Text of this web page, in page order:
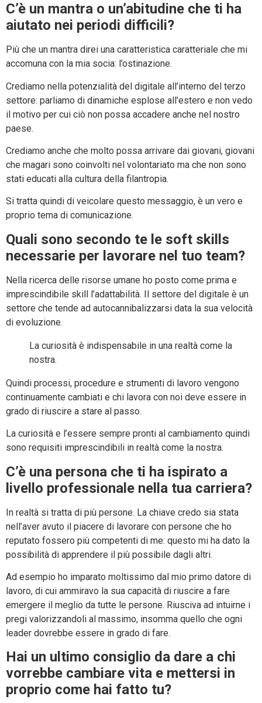
C’è un mantra o un’abitudine che ti ha
aiutato nei periodi difficili?
Più che un mantra direi una caratteristica caratteriale che mi
accomuna con la mia socia: l’ostinazione.
Crediamo nella potenzialità del digitale all’interno del terzo
settore: parliamo di dinamiche esplose all’estero e non vedo
il motivo per cui ciò non possa accadere anche nel nostro
paese.
Crediamo anche che molto possa arrivare dai giovani, giovani
che magari sono coinvolti nel volontariato ma che non sono
stati educati alla cultura della filantropia.
Si tratta quindi di veicolare questo messaggio, è un vero e
proprio tema di comunicazione.
Quali sono secondo te le soft skills
necessarie per lavorare nel tuo team?
Nella ricerca delle risorse umane ho posto come prima e
imprescindibile skill l’adattabilità. Il settore del digitale è un
settore che tende ad autocannibalizzarsi data la sua velocità
di evoluzione.
La curiosità è indispensabile in una realtà come la
nostra.
Quindi processi, procedure e strumenti di lavoro vengono
continuamente cambiati e chi lavora con noi deve essere in
grado di riuscire a stare al passo.
La curiosità e l’essere sempre pronti al cambiamento quindi
sono requisiti imprescindibili in realtà come la nostra.
C’è una persona che ti ha ispirato a
livello professionale nella tua carriera?
In realtà si tratta di più persone. La chiave credo sia stata
nell’aver avuto il piacere di lavorare con persone che ho
reputato fossero più competenti di me: questo mi ha dato la
possibilità di apprendere il più possibile dagli altri.
Ad esempio ho imparato moltissimo dal mio primo datore di
lavoro, di cui ammiravo la sua capacità di riuscire a fare
emergere il meglio da tutte le persone. Riusciva ad intuirne i
pregi valorizzandoli al massimo, insomma quello che ogni
leader dovrebbe essere in grado di fare.
Hai un ultimo consiglio da dare a chi
vorrebbe cambiare vita e mettersi in
proprio come hai fatto tu?